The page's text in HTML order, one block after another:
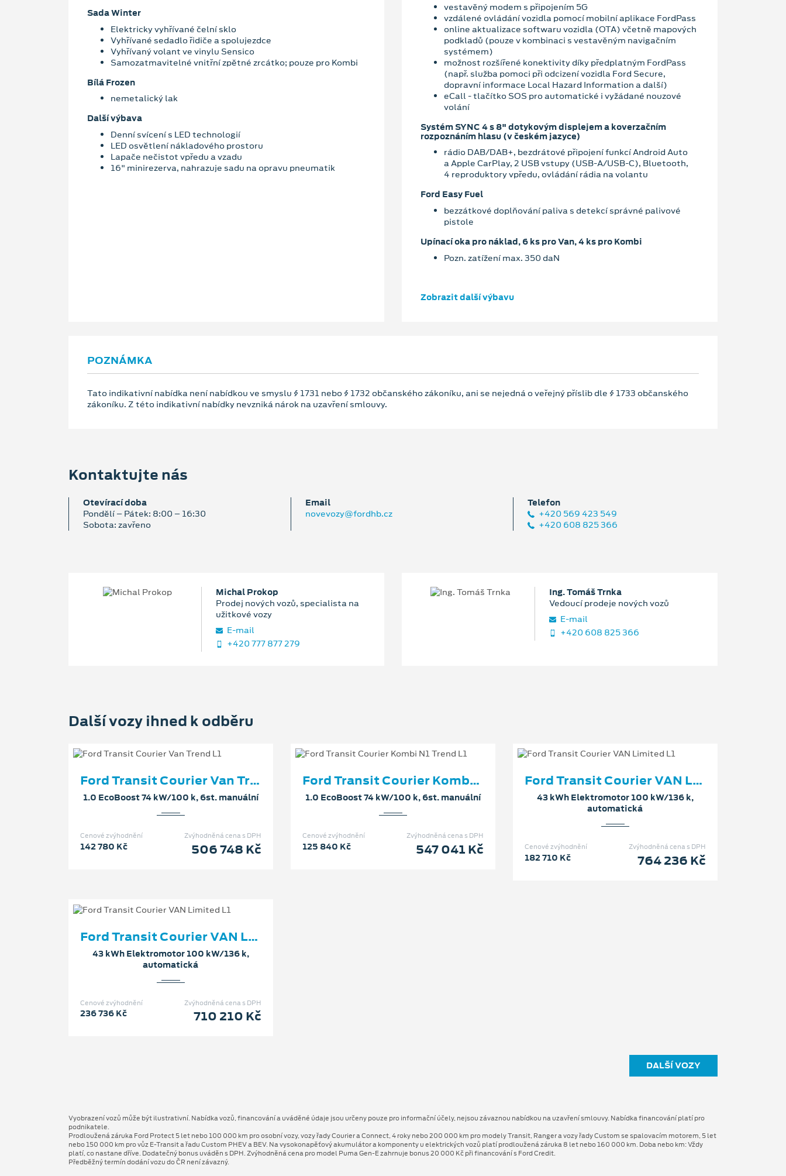
Sada Winter
Elektricky vyhřívané čelní sklo
Vyhřívané sedadlo řidiče a spolujezdce
Vyhřívaný volant ve vinylu Sensico
Samozatmavitelné vnitřní zpětné zrcátko; pouze pro Kombi
Bílá Frozen
nemetalický lak
Další výbava
Denní svícení s LED technologií
LED osvětlení nákladového prostoru
Lapače nečistot vpředu a vzadu
16" minirezerva, nahrazuje sadu na opravu pneumatik
vestavěný modem s připojením 5G
vzdálené ovládání vozidla pomocí mobilní aplikace FordPass
online aktualizace softwaru vozidla (OTA) včetně mapových
podkladů (pouze v kombinaci s vestavěným navigačním
systémem)
možnost rozšířené konektivity díky předplatným FordPass
(např. služba pomoci při odcizení vozidla Ford Secure,
dopravní informace Local Hazard Information a další)
eCall - tlačítko SOS pro automatické i vyžádané nouzové
volání
Systém SYNC 4 s 8" dotykovým displejem a koverzačním
rozpoznáním hlasu (v českém jazyce)
rádio DAB/DAB+, bezdrátové připojení funkcí Android Auto
a Apple CarPlay, 2 USB vstupy (USB-A/USB-C), Bluetooth,
4 reproduktory vpředu, ovládání rádia na volantu
Ford Easy Fuel
bezzátkové doplňování paliva s detekcí správné palivové
pistole
Upínací oka pro náklad, 6 ks pro Van, 4 ks pro Kombi
Pozn. zatížení max. 350 daN
Zobrazit další výbavu
POZNÁMKA
Tato indikativní nabídka není nabídkou ve smyslu § 1731 nebo § 1732 občanského zákoníku, ani se nejedná o veřejný příslib dle § 1733 občanského
zákoníku. Z této indikativní nabídky nevzniká nárok na uzavření smlouvy.
Kontaktujte nás
Otevírací doba
Pondělí – Pátek: 8:00 – 16:30
Sobota: zavřeno
Email
novevozy@fordhb.cz
Telefon
+420 569 423 549
+420 608 825 366
Michal Prokop
Prodej nových vozů, specialista na
užitkové vozy
E‑mail
+420 777 877 279
Ing. Tomáš Trnka
Vedoucí prodeje nových vozů
E‑mail
+420 608 825 366
Další vozy ihned k odběru
Ford Transit Courier Van Trend L1
1.0 EcoBoost 74 kW/100 k, 6st. manuální
Zvýhodněná cena s DPH
506 748 Kč
Cenové zvýhodnění
142 780 Kč
Ford Transit Courier Kombi N1 Trend L1
1.0 EcoBoost 74 kW/100 k, 6st. manuální
Zvýhodněná cena s DPH
547 041 Kč
Cenové zvýhodnění
125 840 Kč
Ford Transit Courier VAN Limited L1
43 kWh Elektromotor 100 kW/136 k,
automatická
Zvýhodněná cena s DPH
764 236 Kč
Cenové zvýhodnění
182 710 Kč
Ford Transit Courier VAN Limited L1
43 kWh Elektromotor 100 kW/136 k,
automatická
Zvýhodněná cena s DPH
710 210 Kč
Cenové zvýhodnění
236 736 Kč
DALŠÍ VOZY
Vyobrazení vozů může být ilustrativní. Nabídka vozů, financování a uváděné údaje jsou určeny pouze pro informační účely, nejsou závaznou nabídkou na uzavření smlouvy. Nabídka financování platí pro
podnikatele.
Prodloužená záruka Ford Protect 5 let nebo 100 000 km pro osobní vozy, vozy řady Courier a Connect, 4 roky nebo 200 000 km pro modely Transit, Ranger a vozy řady Custom se spalovacím motorem, 5 let
nebo 150 000 km pro vůz E-Transit a řadu Custom PHEV a BEV. Na vysokonapěťový akumulátor a komponenty u elektrických vozů platí prodloužená záruka 8 let nebo 160 000 km. Doba nebo km: Vždy
platí, co nastane dříve. Dodatečný bonus uváděn s DPH. Zvýhodněná cena pro model Puma Gen⁠-⁠E zahrnuje bonus 20 000 Kč při financování s Ford Credit.
Předběžný termín dodání vozu do ČR není závazný.